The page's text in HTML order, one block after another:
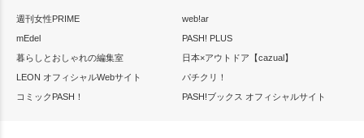
週刊女性PRIME
web!ar
mEdel
PASH! PLUS
暮らしとおしゃれの編集室
日本×アウトドア【cazual】
LEON オフィシャルWebサイト
パチクリ！
コミックPASH！
PASH!ブックス オフィシャルサイト